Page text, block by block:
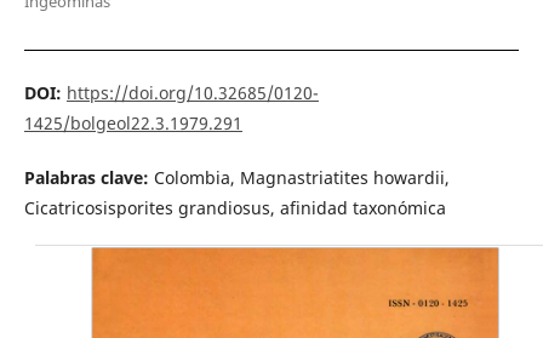
DOI: https://doi.org/10.32685/0120-
1425/bolgeol22.3.1979.291
Palabras clave: Colombia, Magnastriatites howardii,
Cicatricosisporites gran­diosus, afinidad taxonómica